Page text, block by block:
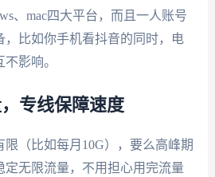
、mac四大平台，而且一人账号
，比如你手机看抖音的同时，电
影响。
专线保障速度
（比如每月10G），要么高峰期
定无限流量，不用担心用完流量